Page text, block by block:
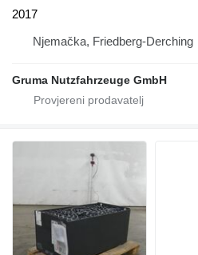
2017
Njemačka, Friedberg-Derching
Gruma Nutzfahrzeuge GmbH